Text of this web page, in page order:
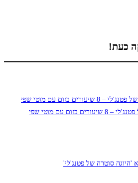
כעת!
בזום עם מוטי שפי
'היוגה סוטרה של פטנג'לי'